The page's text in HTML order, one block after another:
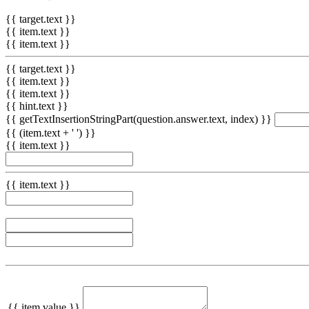
{{ target.text }}
{{ item.text }}
{{ item.text }}
{{ target.text }}
{{ item.text }}
{{ item.text }}
{{ hint.text }}
{{ getTextInsertionStringPart(question.answer.text, index) }}
{{ (item.text + ' ') }}
{{ item.text }}
{{ item.text }}